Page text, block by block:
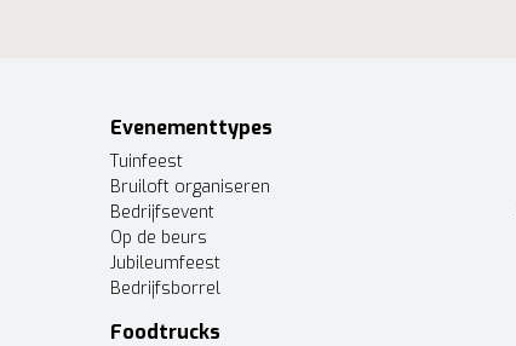
Evenementtypes
Tuinfeest
Bruiloft organiseren
Bedrijfsevent
Op de beurs
Jubileumfeest
Bedrijfsborrel
Foodtrucks